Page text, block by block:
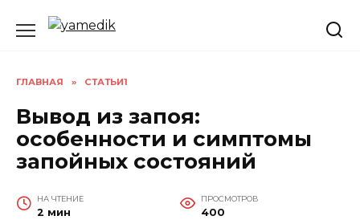
ГЛАВНАЯ » СТАТЬИ1
Вывод из запоя:
особенности и симптомы
запойных состояний
НА ЧТЕНИЕ
2 мин
ПРОСМОТРОВ
400